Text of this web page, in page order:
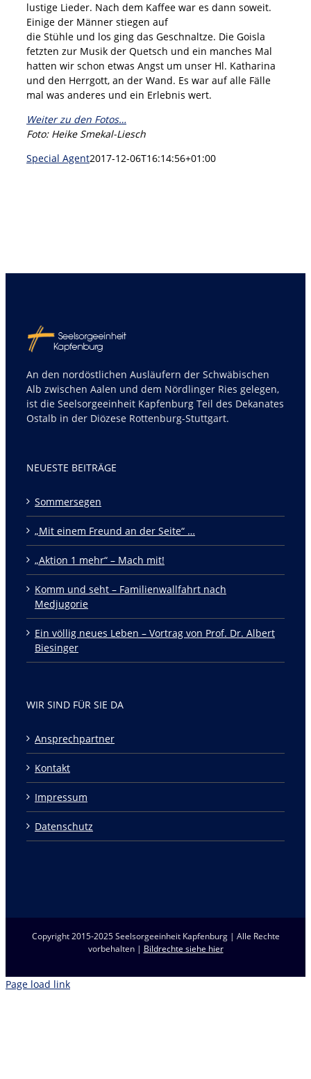
lustige Lieder. Nach dem Kaffee war es dann soweit.
Einige der Männer stiegen auf
die Stühle und los ging das Geschnaltze. Die Goisla
fetzten zur Musik der Quetsch und ein manches Mal
hatten wir schon etwas Angst um unser Hl. Katharina
und den Herrgott, an der Wand. Es war auf alle Fälle
mal was anderes und ein Erlebnis wert.
Weiter zu den Fotos…
Foto: Heike Smekal-Liesch
Special Agent2017-12-06T16:14:56+01:00
An den nordöstlichen Ausläufern der Schwäbischen
Alb zwischen Aalen und dem Nördlinger Ries gelegen,
ist die Seelsorgeeinheit Kapfenburg Teil des Dekanates
Ostalb in der Diözese Rottenburg-Stuttgart.
NEUESTE BEITRÄGE
Sommersegen
„Mit einem Freund an der Seite“ …
„Aktion 1 mehr“ – Mach mit!
Komm und seht – Familienwallfahrt nach
Medjugorie
Ein völlig neues Leben – Vortrag von Prof. Dr. Albert
Biesinger
WIR SIND FÜR SIE DA
Ansprechpartner
Kontakt
Impressum
Datenschutz
Copyright 2015-2025 Seelsorgeeinheit Kapfenburg | Alle Rechte
vorbehalten | Bildrechte siehe hier
Page load link